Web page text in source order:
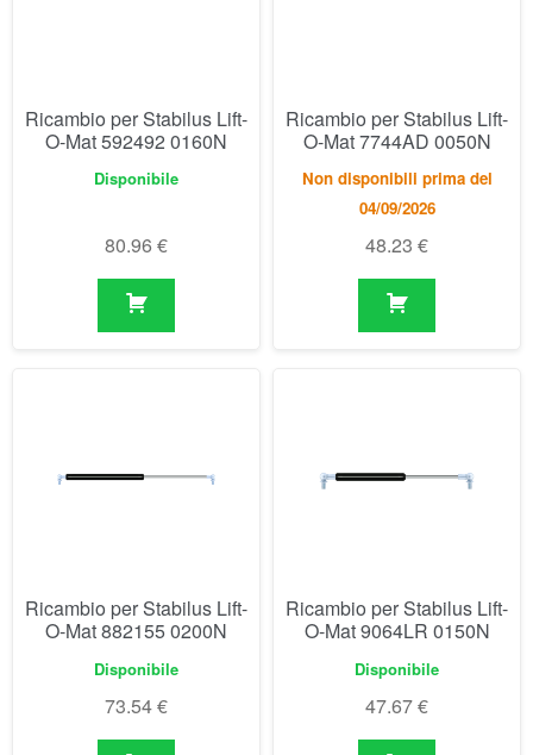
Ricambio per Stabilus Lift-
O-Mat 592492 0160N
Disponibile
80.96 €
Ricambio per Stabilus Lift-
O-Mat 7744AD 0050N
Non disponibili prima del
04/09/2026
48.23 €
Ricambio per Stabilus Lift-
O-Mat 882155 0200N
Disponibile
73.54€
Ricambio per Stabilus Lift-
O-Mat 9064LR 0150N
Disponibile
47.67€